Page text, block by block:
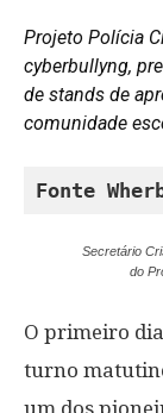
Projeto Polícia
cyberbullyng,
de stands de
comunidade
Fonte
Secretário
do
O primeiro
turno
um dos